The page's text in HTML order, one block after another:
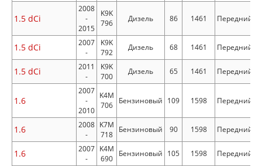
1.5 dCi
2008
-
2015
K9K
796
Дизель 86 1461 Передний
1.5 dCi
2007
-
K9K
792
Дизель 68 1461 Передний
1.5 dCi
2011
-
K9K
700
Дизель 65 1461 Передний
1.6
2007
-
2010
K4M
706
Бензиновый 109 1598 Передний
1.6
2008
-
K7M
718
Бензиновый 90 1598 Передний
1.6
2007
-
K4M
690
Бензиновый 105 1598 Передний